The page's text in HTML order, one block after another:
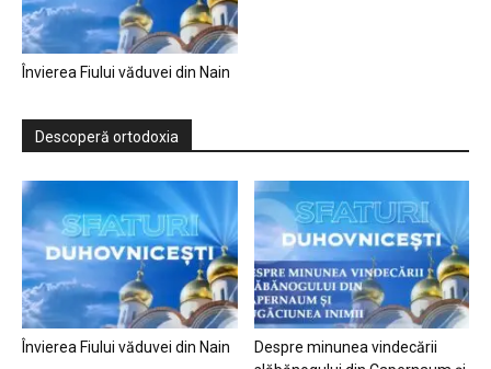
Învierea Fiului văduvei din Nain
Descoperă ortodoxia
Învierea Fiului văduvei din Nain
Despre minunea vindecării